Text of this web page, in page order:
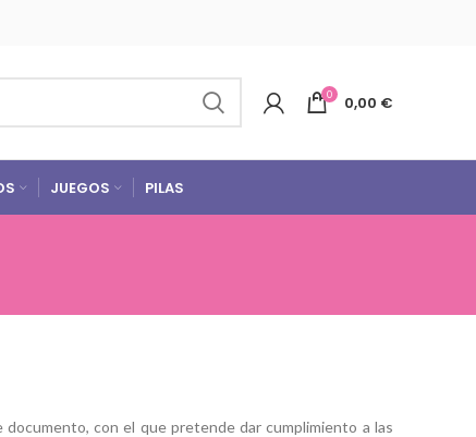
0 0,00 €
JUEGOS PILAS
con el que pretende dar cumplimiento a las